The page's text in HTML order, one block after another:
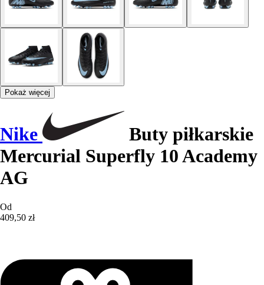
Pokaż więcej
Nike
Buty piłkarskie
Mercurial Superfly 10 Academy
AG
Od
409,50 zł